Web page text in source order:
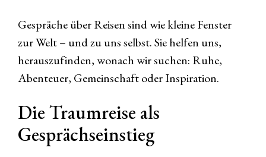
Gespräche über Reisen sind wie kleine Fenster
zur Welt – und zu uns selbst. Sie helfen uns,
herauszufinden, wonach wir suchen: Ruhe,
Abenteuer, Gemeinschaft oder Inspiration.
Die Traumreise als
Gesprächseinstieg